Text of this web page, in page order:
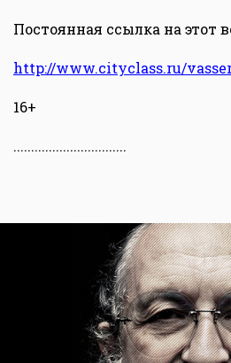
Постоянная ссылка на этот
http://www.cityclass.ru/
16+
................................